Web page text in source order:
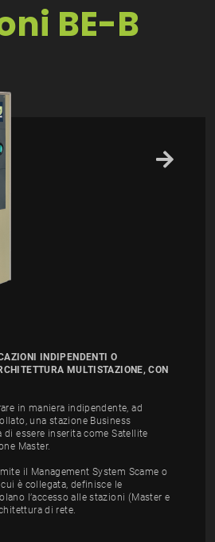
BE-B
INDIPENDENTI O
MULTISTAZIONE, CON
in maniera indipendente, ad
una stazione Business
essere inserita come Satellite
Master.
il Management System Scame o
è collegata, definisce le
l’accesso alle stazioni (Master e
di rete.